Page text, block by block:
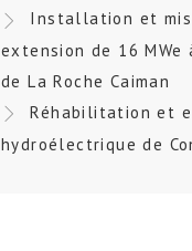
Installation et
extension de 16
de La Roche Caiman
Réhabilitation et
hydroélectrique de